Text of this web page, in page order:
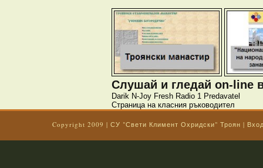
Слушай и гледай on-line
Darik N-Joy Fresh Radio 1 Predavatel
Страница на класния ръководител
Copyright 2009 | СУ "Свети Климент Охридски" Троян |